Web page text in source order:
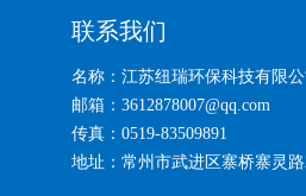
联系我们
名称：江苏纽瑞环保科技有限公
邮箱：3612878007@qq.com
传真：0519-83509891
地址：常州市武进区寨桥寨灵